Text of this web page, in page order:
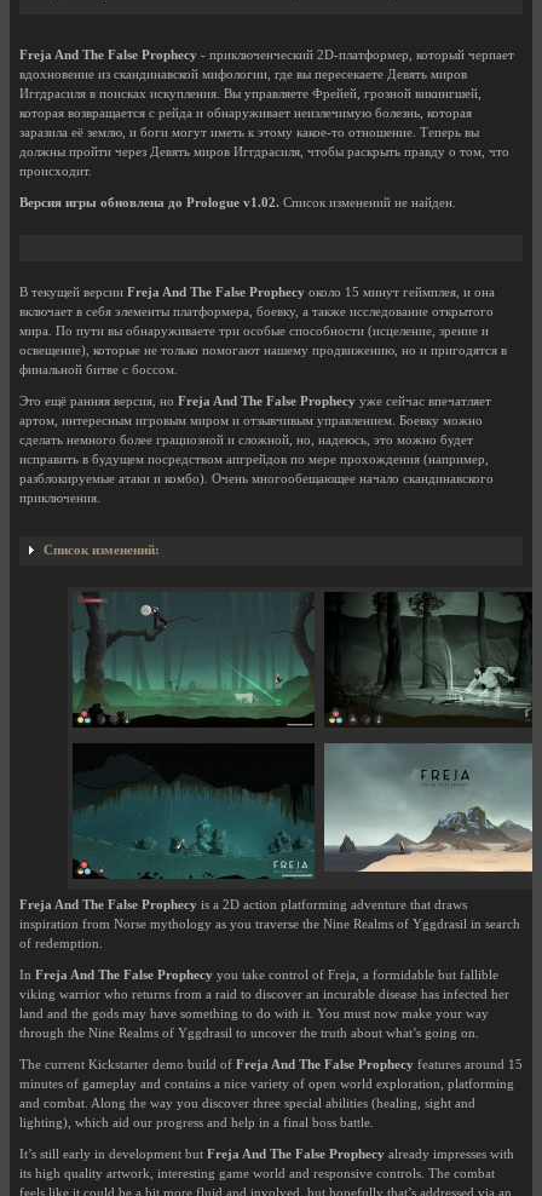
Freja And The False Prophecy - приключенческий 2D-платформер, который черпает
вдохновение из скандинавской мифологии, где вы пересекаете Девять миров
Иггдрасиля в поисках искупления. Вы управляете Фрейей, грозной викингшей,
которая возвращается с рейда и обнаруживает неизлечимую болезнь, которая
заразила её землю, и боги могут иметь к этому какое-то отношение. Теперь вы
должны пройти через Девять миров Иггдрасиля, чтобы раскрыть правду о том, что
происходит.
Версия игры обновлена до Prologue v1.02. Список изменений не найден.
В текущей версии Freja And The False Prophecy около 15 минут геймплея, и она
включает в себя элементы платформера, боевку, а также исследование открытого
мира. По пути вы обнаруживаете три особые способности (исцеление, зрение и
освещение), которые не только помогают нашему продвижению, но и пригодятся в
финальной битве с боссом.
Это ещё ранняя версия, но Freja And The False Prophecy уже сейчас впечатляет
артом, интересным игровым миром и отзывчивым управлением. Боевку можно
сделать немного более грациозной и сложной, но, надеюсь, это можно будет
исправить в будущем посредством апгрейдов по мере прохождения (например,
разблокируемые атаки и комбо). Очень многообещающее начало скандинавского
приключения.
Список изменений:
Freja And The False Prophecy is a 2D action platforming adventure that draws
inspiration from Norse mythology as you traverse the Nine Realms of Yggdrasil in search
of redemption.
In Freja And The False Prophecy you take control of Freja, a formidable but fallible
viking warrior who returns from a raid to discover an incurable disease has infected her
land and the gods may have something to do with it. You must now make your way
through the Nine Realms of Yggdrasil to uncover the truth about what’s going on.
The current Kickstarter demo build of Freja And The False Prophecy features around 15
minutes of gameplay and contains a nice variety of open world exploration, platforming
and combat. Along the way you discover three special abilities (healing, sight and
lighting), which aid our progress and help in a final boss battle.
It’s still early in development but Freja And The False Prophecy already impresses with
its high quality artwork, interesting game world and responsive controls. The combat
feels like it could be a bit more fluid and involved, but hopefully that’s addressed via an